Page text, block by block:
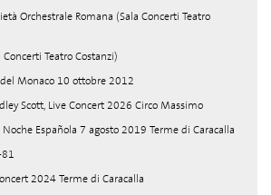
Orchestrale Romana (Sala Concerti Teatro
Teatro Costanzi)
Monaco 10 ottobre 2012
Scott, Live Concert 2026 Circo Massimo
Española 7 agosto 2019 Terme di Caracalla
2024 Terme di Caracalla